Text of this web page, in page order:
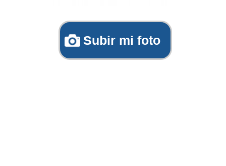
Subir mi foto